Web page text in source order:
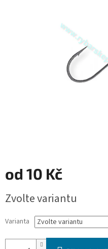
od 10 Kč
cena:
Zvolte variantu
Varianta